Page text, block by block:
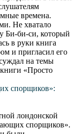
времена.
Не хватало
Би-би-си, который
в руки книга
и пригласил его
на темы
«Просто
спорщиков»:
лондонской
спорщиков».